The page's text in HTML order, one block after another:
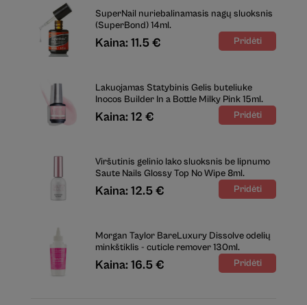
SuperNail nuriebalinamasis nagų sluoksnis
(SuperBond) 14ml.
Kaina: 11.5 €
Lakuojamas Statybinis Gelis buteliuke
Inocos Builder In a Bottle Milky Pink 15ml.
Kaina: 12 €
Viršutinis gelinio lako sluoksnis be lipnumo
Saute Nails Glossy Top No Wipe 8ml.
Kaina: 12.5 €
Morgan Taylor BareLuxury Dissolve odelių
minkštiklis - cuticle remover 130ml.
Kaina: 16.5 €